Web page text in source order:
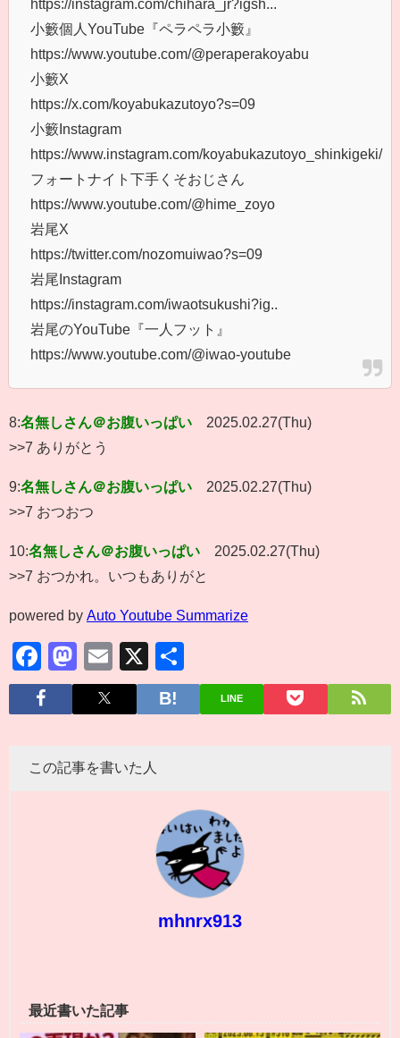
https://instagram.com/chihara_jr?igsh...
小籔個人YouTube『ペラペラ小籔』
https://www.youtube.com/@peraperakoyabu
小籔X
https://x.com/koyabukazutoyo?s=09
小籔Instagram
https://www.instagram.com/koyabukazutoyo_shinkigeki/
フォートナイト下手くそおじさん
https://www.youtube.com/@hime_zoyo
岩尾X
https://twitter.com/nozomuiwao?s=09
岩尾Instagram
https://instagram.com/iwaotsukushi?ig..
岩尾のYouTube『一人フット』
https://www.youtube.com/@iwao-youtube
8:名無しさん＠お腹いっぱい
2025.02.27(Thu)
>>7 ありがとう
9:名無しさん＠お腹いっぱい
2025.02.27(Thu)
>>7 おつおつ
10:名無しさん＠お腹いっぱい
2025.02.27(Thu)
>>7 おつかれ。いつもありがと
powered by Auto Youtube Summarize
Facebook
Mastodon
Email
X
有
LINE
この記事を書いた人
mhnrx913
最近書いた記事